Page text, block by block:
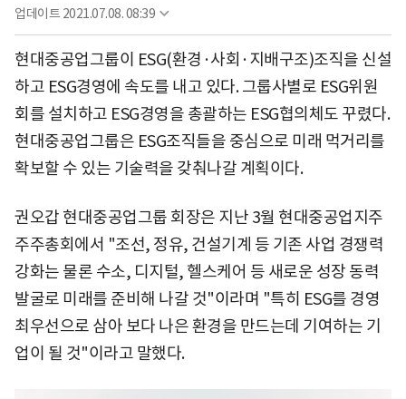
업데이트 2021.07.08. 08:39
현대중공업그룹이 ESG(환경·사회·지배구조)조직을 신설
하고 ESG경영에 속도를 내고 있다. 그룹사별로 ESG위원
회를 설치하고 ESG경영을 총괄하는 ESG협의체도 꾸렸다.
현대중공업그룹은 ESG조직들을 중심으로 미래 먹거리를
확보할 수 있는 기술력을 갖춰나갈 계획이다.
권오갑 현대중공업그룹 회장은 지난 3월 현대중공업지주
주주총회에서 "조선, 정유, 건설기계 등 기존 사업 경쟁력
강화는 물론 수소, 디지털, 헬스케어 등 새로운 성장 동력
발굴로 미래를 준비해 나갈 것"이라며 "특히 ESG를 경영
최우선으로 삼아 보다 나은 환경을 만드는데 기여하는 기
업이 될 것"이라고 말했다.